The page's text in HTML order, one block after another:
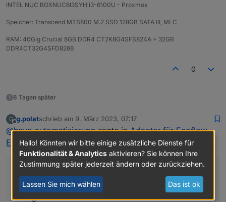
INTEL NUC BOXNUC6I3SYH i3-6100U - Proxmox
Speicher: Transcend MTS800 M.2 SSD 128GB SATA III, MLC
RAM: 40Gig Crucial 8GB DDR4 CT2K8G4SFS824A + 32GB
DDR4CT32G4SFD8266
0
8 Tagen später
G
Offline
g.polatschrieb am 9. März 2023, 07:17
zuletzt editiert von
@haus-automatisierungsagte inAdapter für Ecoflow
Einbindung:
@g-polat sagte in Adapter für Ecoflow Einbindung
Hallo! Könnten wir bitte einige zusätzliche Dienste für
Funktionalität & Analytics aktivieren? Sie können Ihre
Zustimmung später jederzeit ändern oder zurückziehen.
Lassen Sie mich wählen Das ist ok